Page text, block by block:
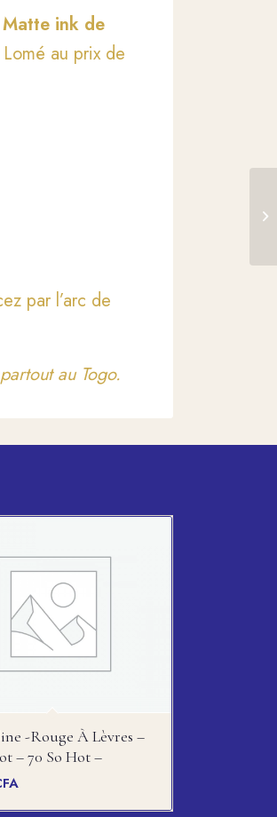
ink de
au prix de
par l’arc de
au Togo.
-rouge À Lèvres –
– 70 So Hot –